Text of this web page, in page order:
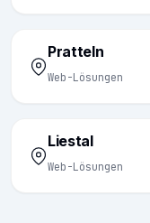
Pratteln
Web-Lösungen
Liestal
Web-Lösungen